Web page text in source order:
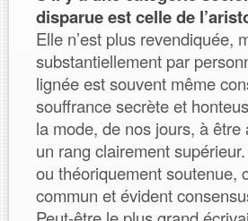
disparue est celle de
Elle n’est plus revendiquée,
substantiellement par
lignée est souvent même
souffrance secrète et
la mode, de nos jours, à
un rang clairement
ou théoriquement soutenue,
commun et évident